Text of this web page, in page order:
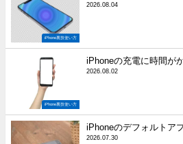
iPhone裏技使い方
2026.08.04
iPhone裏技使い方
iPhoneの充電に時間が
2026.08.02
iPhoneのデフォルトア
2026.07.30